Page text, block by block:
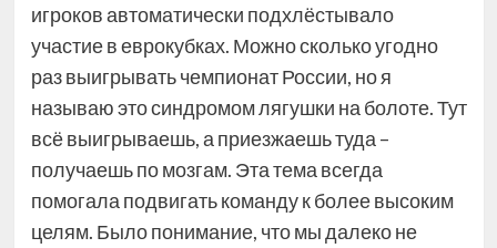
игроков автоматически подхлёстывало
участие в еврокубках. Можно сколько угодно
раз выигрывать чемпионат России, но я
называю это синдромом лягушки на болоте. Тут
всё выигрываешь, а приезжаешь туда –
получаешь по мозгам. Эта тема всегда
помогала подвигать команду к более высоким
целям. Было понимание, что мы далеко не